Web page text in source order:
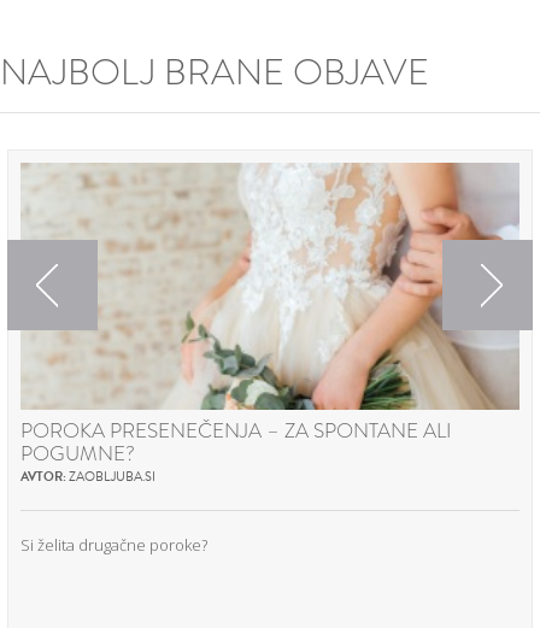
NAJBOLJ BRANE OBJAVE
Previous
POROKA PRESENEČENJA – ZA SPONTANE ALI
POGUMNE?
AVTOR:ZAOBLJUBA.SI
Si želita drugačne poroke?
Next